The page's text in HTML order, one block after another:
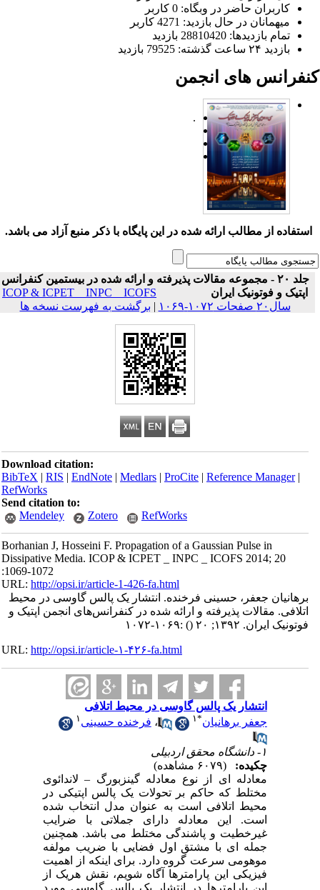
کاربران حاضر در وبگاه: 0 کاربر
میهمانان در حال بازدید: 4271 کاربر
تمام بازدید‌ها: 28810420 بازدید
بازدید ۲۴ ساعت گذشته: 79525 بازدید
های انجمن
.
استفاده از مطالب ارائه شده در این پایگاه با ذکر منبع آزاد می باشد.
جلد ۲۰ - مجموعه مقالات پذیرفته و ارائه شده در بیستمین کنفرانس
اپتیک و فوتونیک ایران
ICOP & ICPET _ INPC _ ICOFS
سال۲۰ صفحات ۱۰۷۲-۱۰۶۹
| برگشت به فهرست نسخه ها
Download citation:
BibTeX|RIS|EndNote|Medlars|ProCite|Reference Manager
RefWorks
Send citation to:
Mendeley
Zotero RefWorks
Borhanian J, Hosseini F. Propagation of a Gaussian Pulse in
Dissipative Media. ICOP & ICPET _ INPC _ ICOFS 2014; 20
:1069-1072
URL:http://opsi.ir/article-1-426-fa.html
برهانیان جعفر، حسینی فرخنده. انتشار یک پالس گاوسی در محیط
اتلافی. مقالات پذیرفته و ارائه شده در کنفرانس‌های انجمن اپتیک و
فوتونیک ایران. ۱۳۹۲; ۲۰
() :۱۰۶۹-۱۰۷۲
URL:http://opsi.ir/article-۱-۴۲۶-fa.html
انتشار یک پالس گاوسی در محیط اتلافی
جعفر برهانیان *۱ ،فرخنده حسینی
چکیده:
معادله ای از نوع معادله گینزبورگ – لاندائوی
مختلط که حاکم بر تحولات یک پالس اپتیکی در
محیط اتلافی است به عنوان مدل انتخاب شده
است. این معادله دارای جملاتی با ضرایب
غیرخطیت و پاشندگی مختلط می باشد. همچنین
جمله ای با مشتق اول فضایی با ضریب مولفه
موهومی سرعت گروه دارد. برای اینکه از اهمیت
فیزیکی این پارامترها آگاه شویم، نقش هریک از
این پارامترها در انتشار یک پالس گاوسی مورد